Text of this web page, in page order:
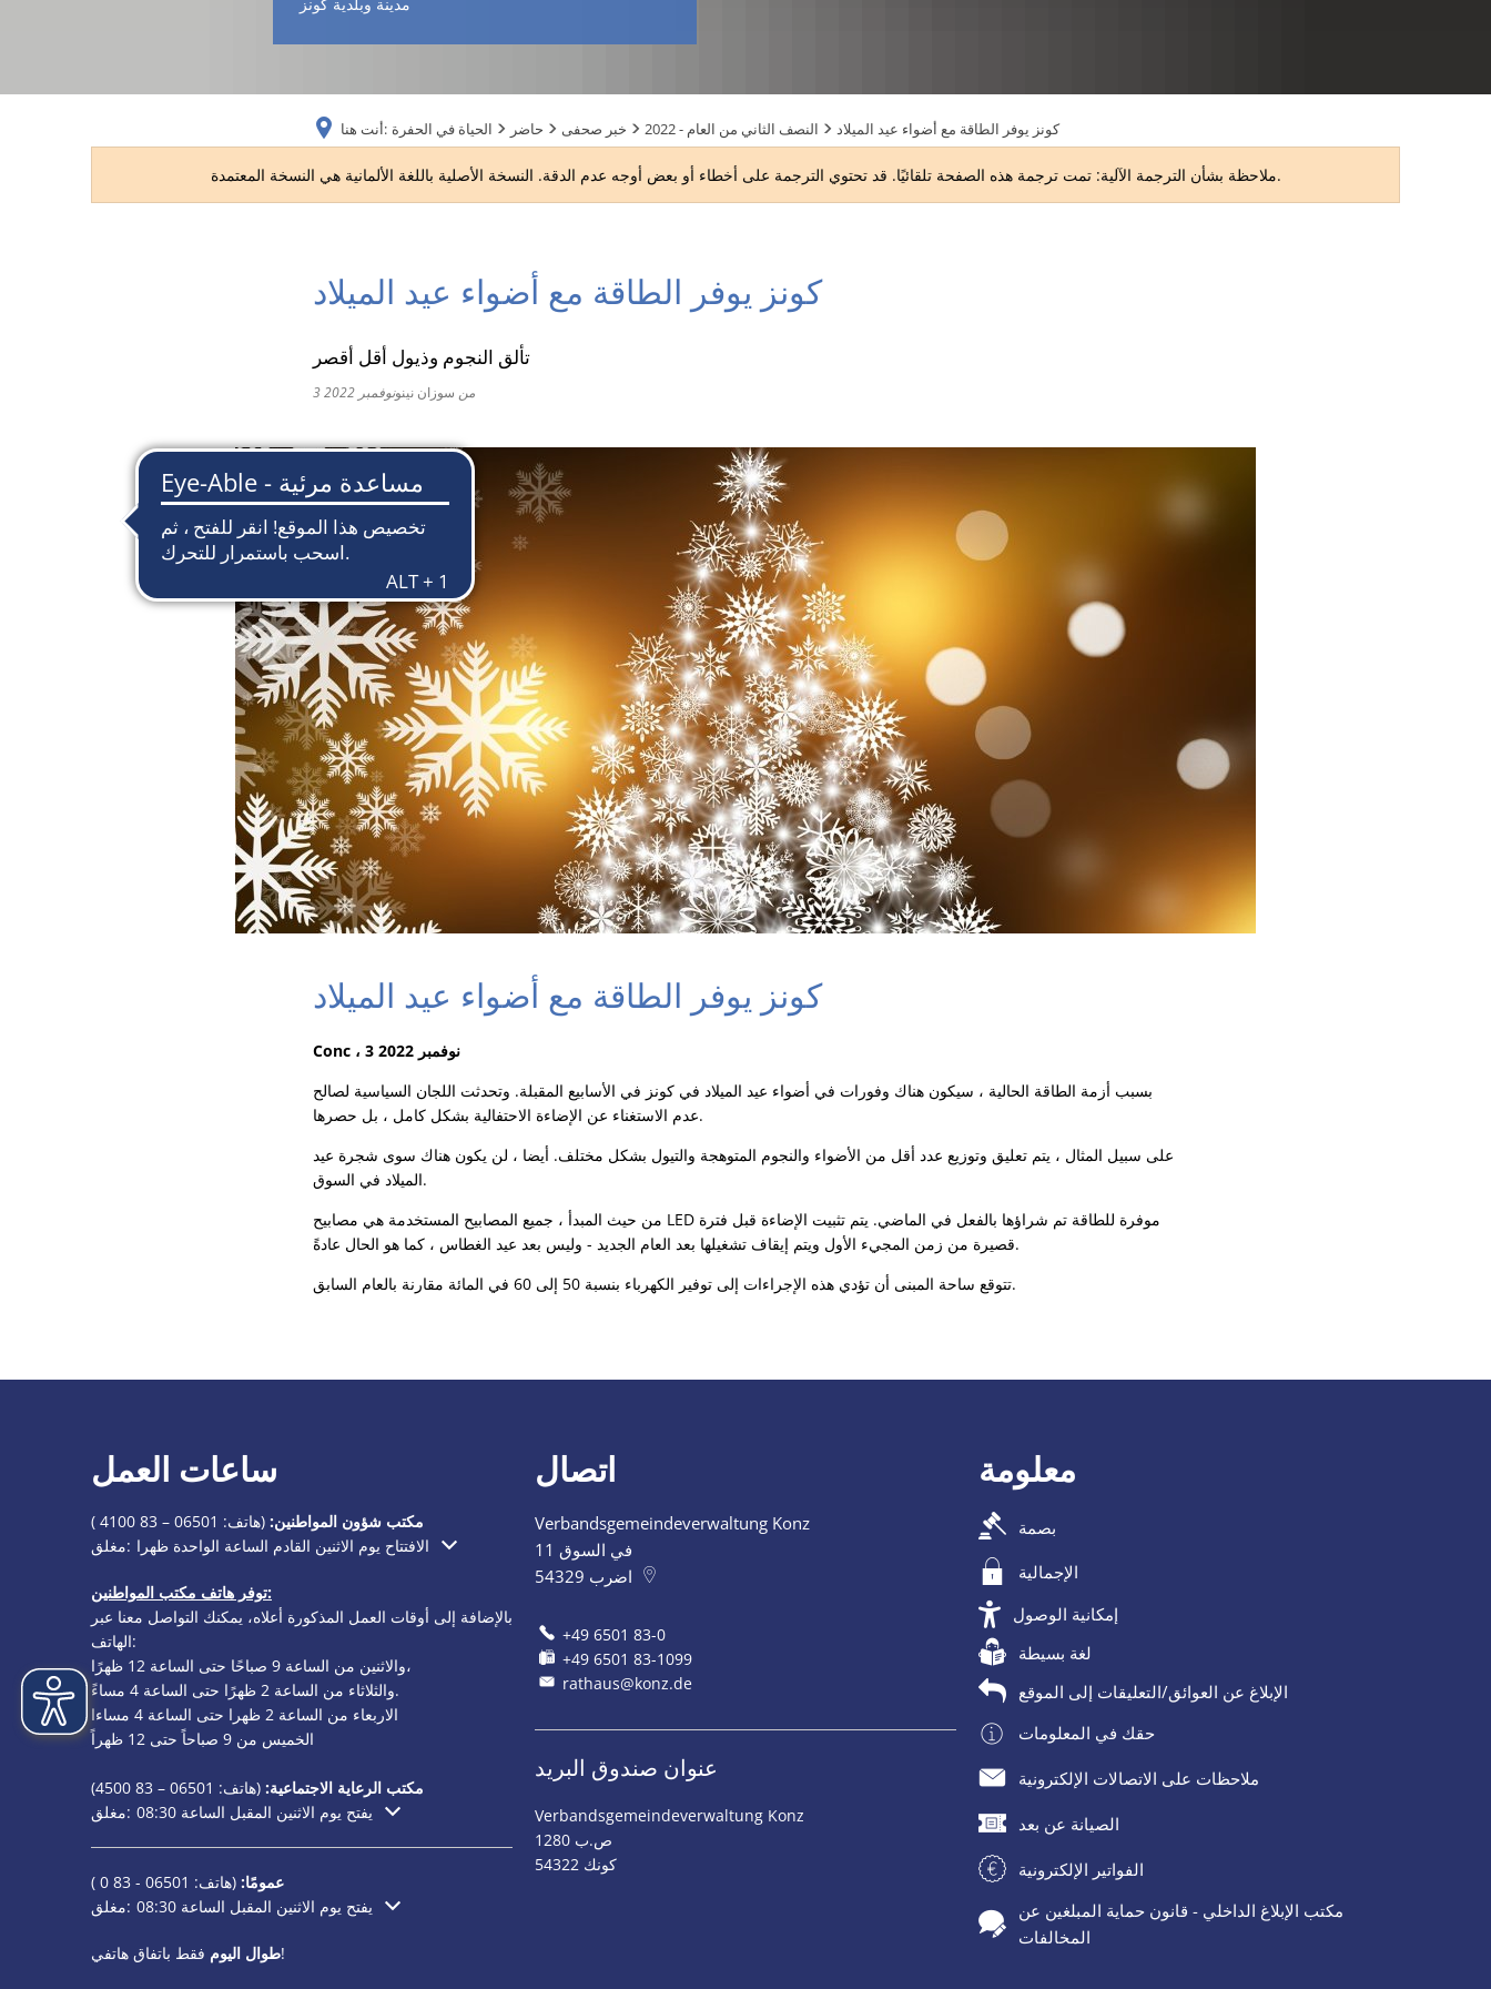
أنت هنا: الحياة في الحفرة حاضر خبر صحفى 2022 - النصف الثاني من العام كونز يوفر الطاقة مع أضواء عيد الميلاد
ملاحظة بشأن الترجمة الآلية: تمت ترجمة هذه الصفحة تلقائيًا. قد تحتوي الترجمة على أخطاء أو بعض أوجه عدم الدقة. النسخة الأصلية باللغة الألمانية هي النسخة المعتمدة.
كونز يوفر الطاقة مع أضواء عيد الميلاد
تألق النجوم وذيول أقل أقصر
3 نوفمبر 2022 من سوزان نينو
كونز يوفر الطاقة مع أضواء عيد الميلاد
Conc ، 3 نوفمبر 2022
بسبب أزمة الطاقة الحالية ، سيكون هناك وفورات في أضواء عيد الميلاد في كونز في الأسابيع المقبلة. وتحدثت اللجان السياسية لصالح
عدم الاستغناء عن الإضاءة الاحتفالية بشكل كامل ، بل حصرها.
على سبيل المثال ، يتم تعليق وتوزيع عدد أقل من الأضواء والنجوم المتوهجة والتيول بشكل مختلف. أيضا ، لن يكون هناك سوى شجرة عيد
الميلاد في السوق.
من حيث المبدأ ، جميع المصابيح المستخدمة هي مصابيح LED موفرة للطاقة تم شراؤها بالفعل في الماضي. يتم تثبيت الإضاءة قبل فترة
قصيرة من زمن المجيء الأول ويتم إيقاف تشغيلها بعد العام الجديد - وليس بعد عيد الغطاس ، كما هو الحال عادةً.
تتوقع ساحة المبنى أن تؤدي هذه الإجراءات إلى توفير الكهرباء بنسبة 50 إلى 60 في المائة مقارنة بالعام السابق.
ساعات العمل
مكتب شؤون المواطنين: (هاتف:
)
انقر لإخفاء أوقات الفتح أو الإغلاق الإضافية
مغلق: الافتتاح يوم الاثنين القادم الساعة الواحدة ظهرا
توفر هاتف مكتب المواطنين:
بالإضافة إلى أوقات العمل المذكورة أعلاه، يمكنك التواصل معنا عبر
الهاتف:
والاثنين من الساعة 9 صباحًا حتى الساعة 12 ظهرًا،
والثلاثاء من الساعة 2 ظهرًا حتى الساعة 4 مساءً.
الاربعاء من الساعة 2 ظهرا حتى الساعة 4 مساءا
الخميس من 9 صباحاً حتى 12 ظهراً
مكتب الرعاية الاجتماعية: (هاتف:
انقر لإخفاء أوقات الفتح أو الإغلاق الإضافية
مغلق: يفتح يوم الاثنين المقبل الساعة 08:30
عمومًا: (هاتف:
)
انقر لإخفاء أوقات الفتح أو الإغلاق الإضافية
مغلق: يفتح يوم الاثنين المقبل الساعة 08:30
طوال اليومفقط باتفاق هاتفي!
اتصال
Verbandsgemeindeverwaltung Konz
في السوق 11
54329 اضرب
+49 6501 83-0
+49 6501 83-1099
rathaus@konz.de
عنوان صندوق البريد
Verbandsgemeindeverwaltung Konz
ص.ب 1280
54322 كونك
معلومة
بصمة
الإجمالية
إمكانية الوصول
لغة بسيطة
الإبلاغ عن العوائق/التعليقات إلى الموقع
حقك في المعلومات
ملاحظات على الاتصالات الإلكترونية
الصيانة عن بعد
الفواتير الإلكترونية
مكتب الإبلاغ الداخلي - قانون حماية المبلغين عن
المخالفات